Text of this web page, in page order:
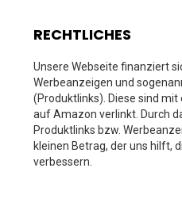
RECHTLICHES
Unsere Webseite finanziert
Werbeanzeigen und
(Produktlinks). Diese sind
auf Amazon verlinkt. Durch
Produktlinks bzw.
kleinen Betrag, der uns hilft,
verbessern.